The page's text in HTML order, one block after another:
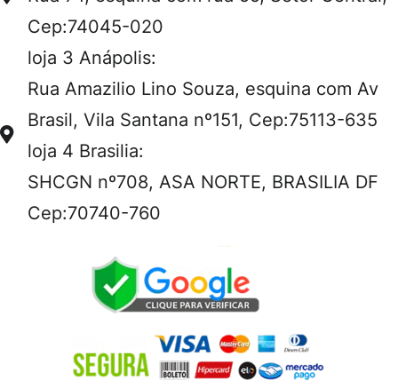
Cep:74045-020
loja 3 Anápolis:
Rua Amazilio Lino Souza, esquina com Av
Brasil, Vila Santana nº151, Cep:75113-635
loja 4 Brasilia:
SHCGN nº708, ASA NORTE, BRASILIA DF
Cep:70740-760